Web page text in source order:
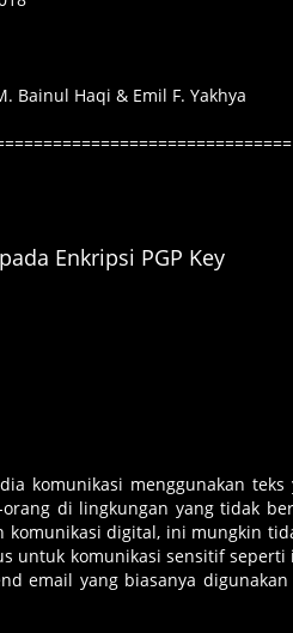
Bainul Haqi & Emil F. Yakhya
Enkripsi PGP Key
komunikasi menggunakan
orang di lingkungan yang tidak
komunikasi digital, ini mungkin
untuk komunikasi sensitif
email yang biasanya